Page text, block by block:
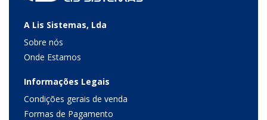
A Lis Sistemas, Lda
Sobre nós
Onde Estamos
Informações Legais
Condições gerais de venda
Formas de Pagamento